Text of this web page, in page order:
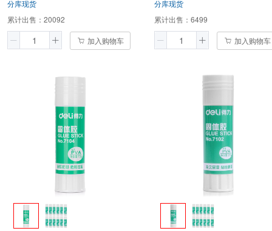
分库现货
累计出售： 20092
加入购物车
分库现货
累计出售： 6499
加入购物车